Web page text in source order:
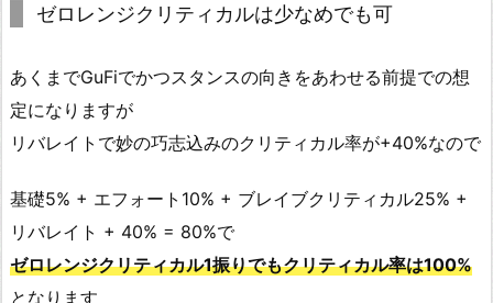
ゼロレンジクリティカルは少なめでも可
あくまでGuFiでかつスタンスの向きをあわせる前提での想
定になりますが
リバレイトで妙の巧志込みのクリティカル率が+40%なので
基礎5% + エフォート10% + ブレイブクリティカル25% +
リバレイト + 40% = 80%で
ゼロレンジクリティカル1振りでもクリティカル率は100%
となります